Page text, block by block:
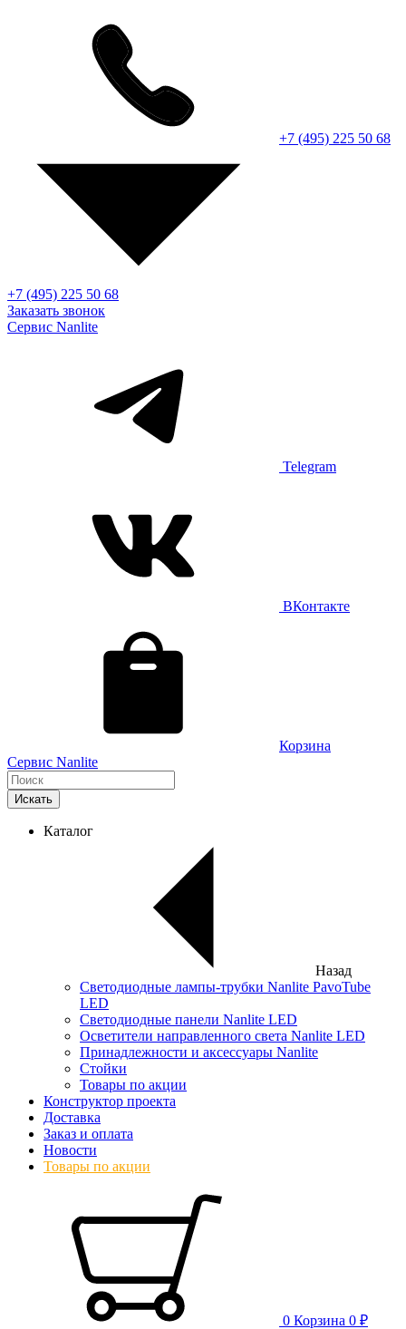
+7 (495) 225 50 68
+7 (495) 225 50 68
Заказать звонок
Сервис Nanlite
Telegram
ВКонтакте
Корзина
Сервис Nanlite
Искать
Каталог
Назад
Светодиодные лампы-трубки Nanlite PavoTube
LED
Светодиодные панели Nanlite LED
Осветители направленного света Nanlite LED
Принадлежности и аксессуары Nanlite
Стойки
Товары по акции
Конструктор проекта
Доставка
Заказ и оплата
Новости
Товары по акции
0 Корзина 0 ₽